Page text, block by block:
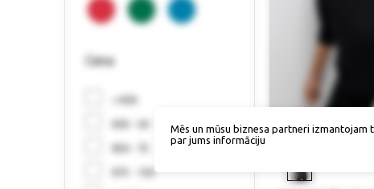
Cena
< €30
€30 - 50
€50 - 75
€75 - 150
Mēs un mūsu biznesa partneri
par jums informāciju